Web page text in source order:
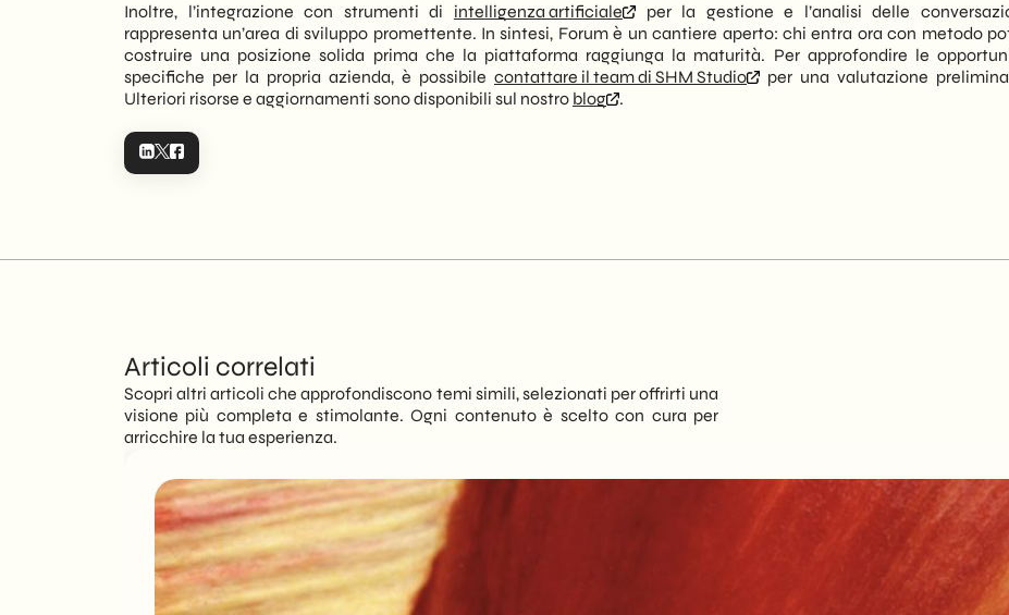
Inoltre, l’integrazione con strumenti di intelligenza artificiale
per la gestione e l’analisi delle
rappresenta un’area di sviluppo promettente. In sintesi, Forum è un cantiere aperto: chi entra ora con metodo
costruire una posizione solida prima che la piattaforma raggiunga la maturità. Per approfondire le
specifiche per la propria azienda, è possibile contattare il team di SHM Studio
per una valutazione
Ulteriori risorse e aggiornamenti sono disponibili sul nostro blog .
Articoli correlati
Scopri altri articoli che approfondiscono temi simili, selezionati per offrirti una
visione più completa e stimolante. Ogni contenuto è scelto con cura per
arricchire la tua esperienza.